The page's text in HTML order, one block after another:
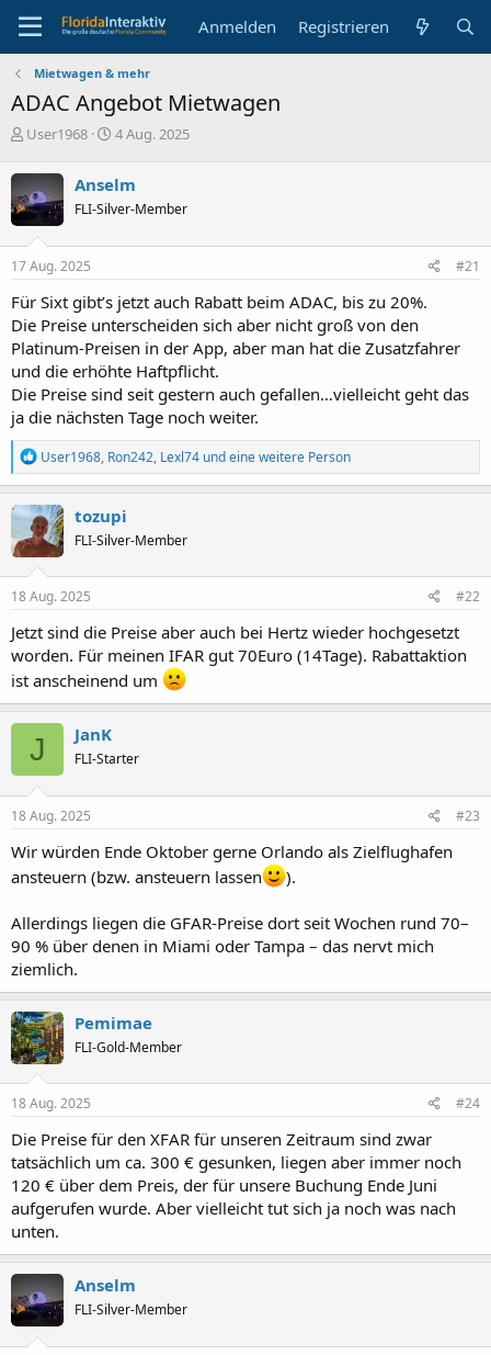
Anmelden Registrieren
Mietwagen & mehr
ADAC Angebot Mietwagen
E
s
t
e
l
l
e
User1968
E
t
e
l
m
4 Aug. 2025
Anselm
FLI-Silver-Member
17 Aug. 2025 #21
Für Sixt gibt’s jetzt auch Rabatt beim ADAC, bis zu 20%.
Die Preise unterscheiden sich aber nicht groß von den
Platinum-Preisen in der App, aber man hat die Zusatzfahrer
und die erhöhte Haftpflicht.
Die Preise sind seit gestern auch gefallen…vielleicht geht das
ja die nächsten Tage noch weiter.
R
e
a
k
t
i
o
n
e
:
User1968, Ron242, Lexl74 und eine weitere Person
tozupi
FLI-Silver-Member
18 Aug. 2025 #22
Jetzt sind die Preise aber auch bei Hertz wieder hochgesetzt
worden. Für meinen IFAR gut 70Euro (14Tage). Rabattaktion
ist anscheinend um
J JanK
FLI-Starter
18 Aug. 2025 #23
Wir würden Ende Oktober gerne Orlando als Zielflughafen
ansteuern (bzw. ansteuern lassen
).
Allerdings liegen die GFAR-Preise dort seit Wochen rund 70–
90 % über denen in Miami oder Tampa – das nervt mich
ziemlich.
Pemimae
FLI-Gold-Member
18 Aug. 2025 #24
Die Preise für den XFAR für unseren Zeitraum sind zwar
tatsächlich um ca. 300 € gesunken, liegen aber immer noch
120 € über dem Preis, der für unsere Buchung Ende Juni
aufgerufen wurde. Aber vielleicht tut sich ja noch was nach
unten.
Anselm
FLI-Silver-Member